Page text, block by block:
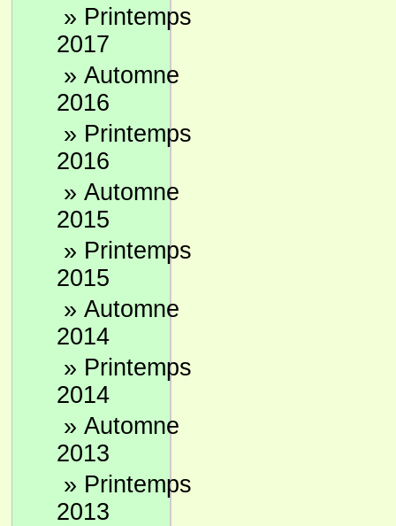
» Printemps
2017
» Automne
2016
» Printemps
2016
» Automne
2015
» Printemps
2015
» Automne
2014
» Printemps
2014
» Automne
2013
» Printemps
2013